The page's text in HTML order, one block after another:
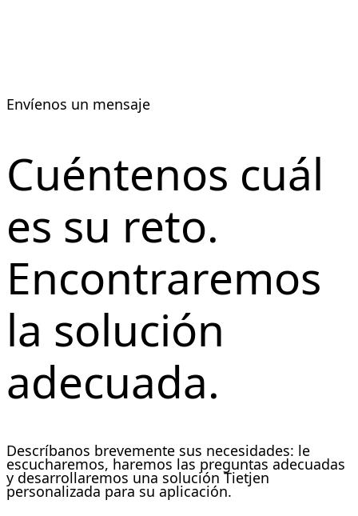
Envíenos un mensaje
Cuéntenos cuál
es su reto.
Encontraremos
la solución
adecuada.
Descríbanos brevemente sus necesidades: le
escucharemos, haremos las preguntas adecuadas
y desarrollaremos una solución Tietjen
personalizada para su aplicación.